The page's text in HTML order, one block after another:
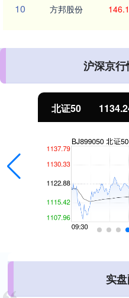
10 方邦股份
沪深京
北证50
实